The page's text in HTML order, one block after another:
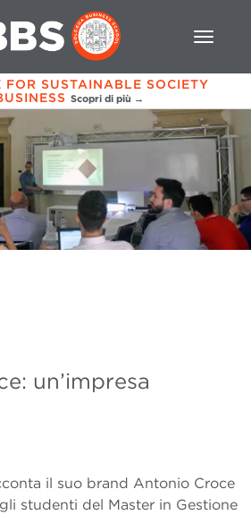
FOR SUSTAINABLE SOCIETY
Scopri di più →
un’impresa
il suo brand Antonio Croce
studenti del Master in Gestione